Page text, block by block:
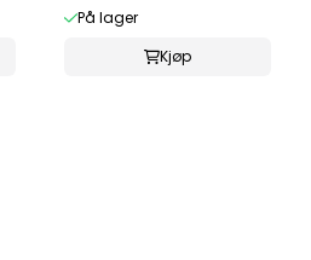
På lager
Kjøp